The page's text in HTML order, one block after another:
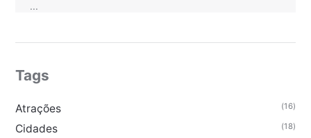
...
Tags
Atrações (16)
Cidades (18)